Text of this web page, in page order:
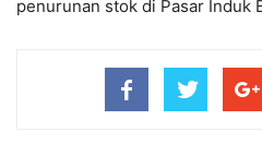
penurunan stok di Pasar Induk